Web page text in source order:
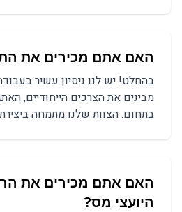
האם אתם מכירים את
בהחלט! יש לנו ניסיון עשיר
מבינים את הצרכים הייחודיים,
בתחום. הצוות שלנו מתמחה ביצירת
האם אתם מכירים את
היועצי מס?